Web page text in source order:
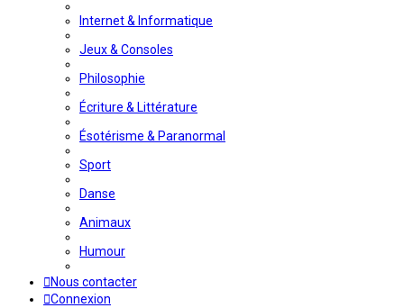
Internet & Informatique
Jeux & Consoles
Philosophie
Écriture & Littérature
Ésotérisme & Paranormal
Sport
Danse
Animaux
Humour
Nous contacter
Connexion